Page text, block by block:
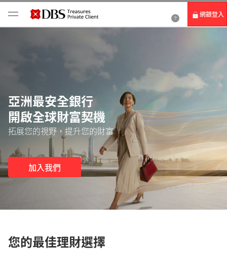
網銀登入
Card+ 信用卡數位服務
企業網路銀行
亞洲最安全銀行
開啟全球財富契機
拓展您的視野，提升您的財富
加入我們
您的最佳理財選擇